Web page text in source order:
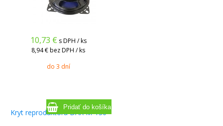
10,73 € s DPH / ks
8,94 €bez DPH / ks
do 3 dní
Kryt reproduktora DAX M-130